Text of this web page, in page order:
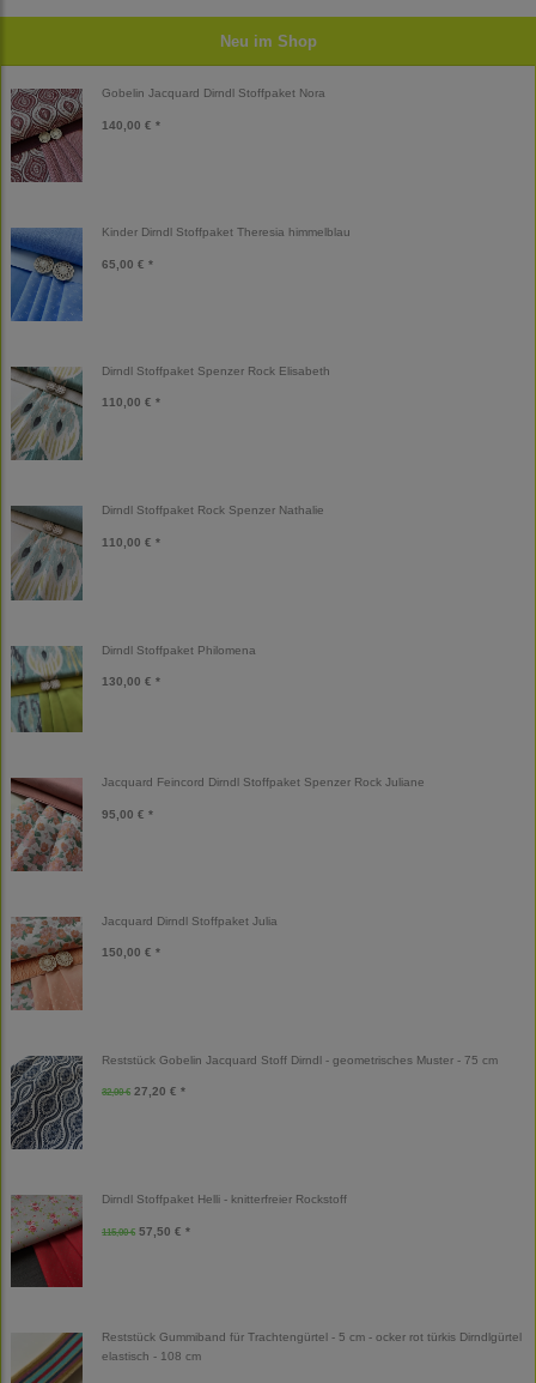
Neu im Shop
Gobelin Jacquard Dirndl Stoffpaket Nora
140,00 € *
Kinder Dirndl Stoffpaket Theresia himmelblau
65,00 € *
Dirndl Stoffpaket Spenzer Rock Elisabeth
110,00 € *
Dirndl Stoffpaket Rock Spenzer Nathalie
110,00 € *
Dirndl Stoffpaket Philomena
130,00 € *
Jacquard Feincord Dirndl Stoffpaket Spenzer Rock Juliane
95,00 € *
Jacquard Dirndl Stoffpaket Julia
150,00 € *
Reststück Gobelin Jacquard Stoff Dirndl - geometrisches Muster - 75 cm
32,00 € 27,20 € *
Dirndl Stoffpaket Helli - knitterfreier Rockstoff
115,00 € 57,50 € *
Reststück Gummiband für Trachtengürtel - 5 cm - ocker rot türkis Dirndlgürtel
elastisch - 108 cm